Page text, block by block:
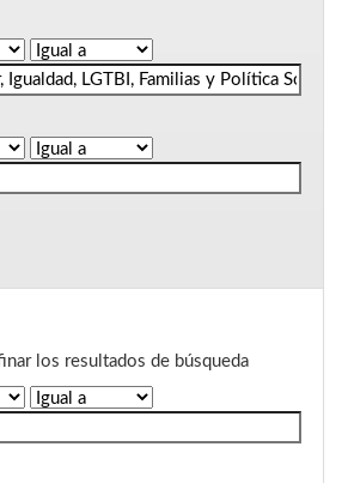
los resultados de búsqueda